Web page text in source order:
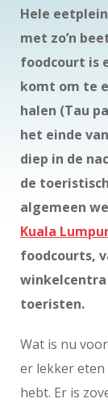
Hele
met zo’n
foodcourt is
komt om te
halen (Tau
het einde
diep in de
de
algemeen
Kuala
foodcourts,
winkelcentra
toeristen.
Wat is nu
er lekker eten
hebt. Er is